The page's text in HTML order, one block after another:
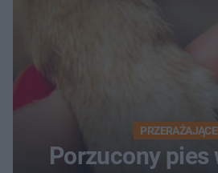
Porzucony pies